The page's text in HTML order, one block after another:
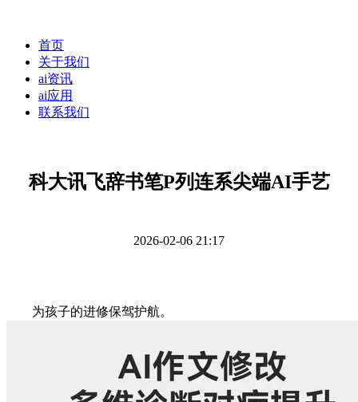
首页
关于我们
ai资讯
ai应用
联系我们
科大讯飞辞书笔P列连系尖端AI手艺
2026-02-06 21:17
为孩子的进修保驾护航。